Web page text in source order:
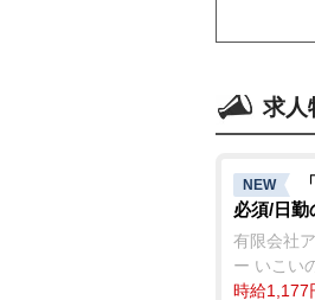
求人
NEW
必須/日勤
有限会社
ー いこい
時給1,177